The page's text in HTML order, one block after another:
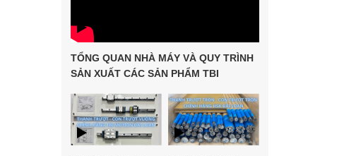
TỔNG QUAN NHÀ MÁY VÀ QUY TRÌNH
SẢN XUẤT CÁC SẢN PHẨM TBI